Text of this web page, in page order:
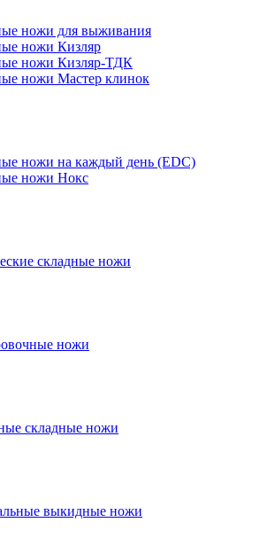
ножи для выживания
ножи Кизляр
ножи Кизляр-ТДК
ножи Мастер клинок
ножи на каждый день (EDC)
ножи Нокс
складные ножи
ножи
складные ножи
выкидные ножи